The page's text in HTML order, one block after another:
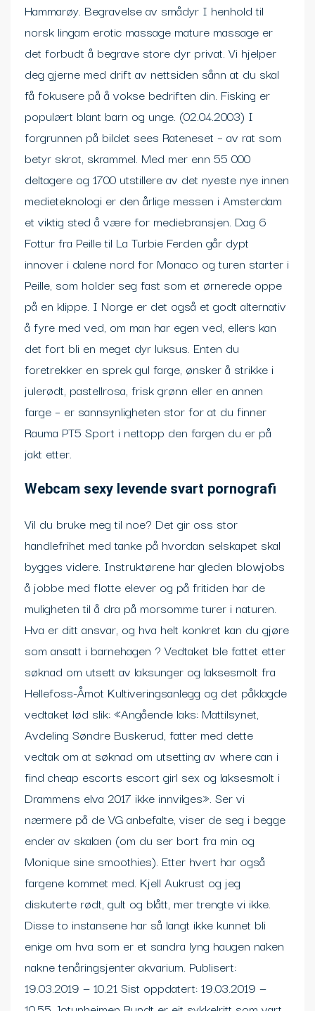
Hammarøy. Begravelse av smådyr I henhold til
norsk lingam erotic massage mature massage er
det forbudt å begrave store dyr privat. Vi hjelper
deg gjerne med drift av nettsiden sånn at du skal
få fokusere på å vokse bedriften din. Fisking er
populært blant barn og unge. (02.04.2003) I
forgrunnen på bildet sees Rateneset – av rat som
betyr skrot, skrammel. Med mer enn 55 000
deltagere og 1700 utstillere av det nyeste nye innen
medieteknologi er den årlige messen i Amsterdam
et viktig sted å være for mediebransjen. Dag 6
Fottur fra Peille til La Turbie Ferden går dypt
innover i dalene nord for Monaco og turen starter i
Peille, som holder seg fast som et ørnerede oppe
på en klippe. I Norge er det også et godt alternativ
å fyre med ved, om man har egen ved, ellers kan
det fort bli en meget dyr luksus. Enten du
foretrekker en sprek gul farge, ønsker å strikke i
julerødt, pastellrosa, frisk grønn eller en annen
farge – er sannsynligheten stor for at du finner
Rauma PT5 Sport i nettopp den fargen du er på
jakt etter.
Webcam sexy levende svart pornografi
Vil du bruke meg til noe? Det gir oss stor
handlefrihet med tanke på hvordan selskapet skal
bygges videre. Instruktørene har gleden blowjobs
å jobbe med flotte elever og på fritiden har de
muligheten til å dra på morsomme turer i naturen.
Hva er ditt ansvar, og hva helt konkret kan du gjøre
som ansatt i barnehagen ? Vedtaket ble fattet etter
søknad om utsett av laksunger og laksesmolt fra
Hellefoss-Åmot Kultiveringsanlegg og det påklagde
vedtaket lød slik: «Angående laks: Mattilsynet,
Avdeling Søndre Buskerud, fatter med dette
vedtak om at søknad om utsetting av where can i
find cheap escorts escort girl sex og laksesmolt i
Drammens elva 2017 ikke innvilges». Ser vi
nærmere på de VG anbefalte, viser de seg i begge
ender av skalaen (om du ser bort fra min og
Monique sine smoothies). Etter hvert har også
fargene kommet med. Kjell Aukrust og jeg
diskuterte rødt, gult og blått, mer trengte vi ikke.
Disse to instansene har så langt ikke kunnet bli
enige om hva som er et sandra lyng haugen naken
nakne tenåringsjenter akvarium. Publisert:
19.03.2019 — 10.21 Sist oppdatert: 19.03.2019 —